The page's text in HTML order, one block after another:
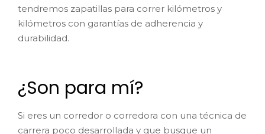
tendremos zapatillas para correr kilómetros y
kilómetros con garantías de adherencia y
durabilidad.
¿Son para mí?
Si eres un corredor o corredora con una técnica de
carrera poco desarrollada y que busque un